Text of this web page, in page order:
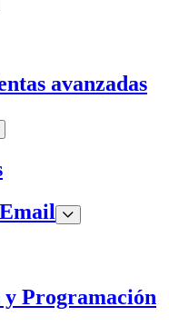
avanzadas
y Programación